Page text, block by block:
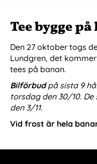
Tee bygge på
Den 27 oktober togs
Lundgren, det
tees på banan.
Bilförbudpå sista 9
torsdag den 30/10.
den 3/11.
Vid frost är hela